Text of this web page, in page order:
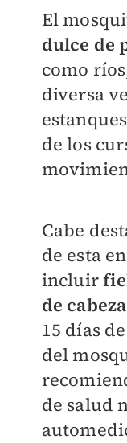
El
dulce de
como
diversa
de los
Cabe
de esta
incluir
de cabeza
15 días
del
de salud